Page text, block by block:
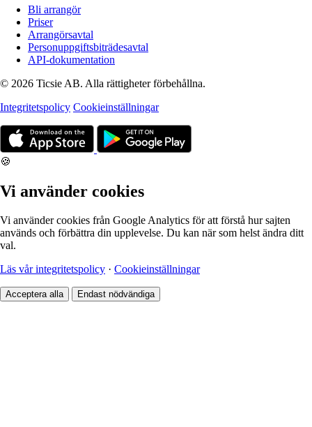
Bli arrangör
Priser
Arrangörsavtal
Personuppgiftsbiträdesavtal
API-dokumentation
© 2026 Ticsie AB. Alla rättigheter förbehållna.
Integritetspolicy Cookieinställningar
🍪
Vi använder cookies
Vi använder cookies från Google Analytics för att förstå hur sajten
används och förbättra din upplevelse. Du kan när som helst ändra ditt
val.
Läs vår integritetspolicy · Cookieinställningar
Acceptera alla Endast nödvändiga